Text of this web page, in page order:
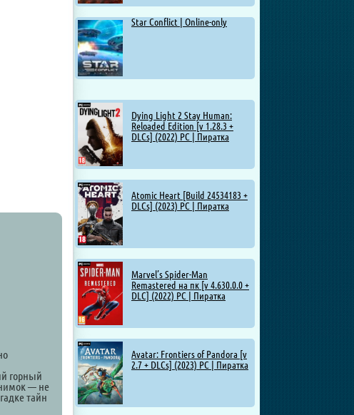
Star Conflict | Online-only
Dying Light 2 Stay Human:
Reloaded Edition [v 1.28.3 +
DLCs] (2022) PC | Пиратка
Atomic Heart [Build 24534183 +
DLCs] (2023) PC | Пиратка
Marvel’s Spider-Man
Remastered на пк [v 4.630.0.0 +
DLC] (2022) PC | Пиратка
Avatar: Frontiers of Pandora [v
2.7 + DLCs] (2023) PC | Пиратка
горный
— не
тайн